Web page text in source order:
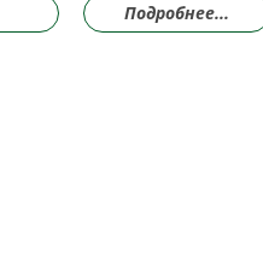
Подробнее...